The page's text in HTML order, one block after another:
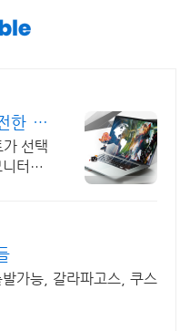
한 온
선택
터링,
가능, 갈라파고스, 쿠스